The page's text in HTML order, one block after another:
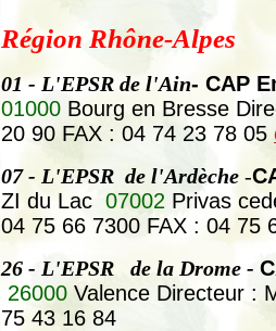
Région Rhône-Alpes
01 - L'EPSR de l'Ain- CAP
01000 Bourg en Bresse
20 90 FAX : 04 74 23 78 05
07 - L'EPSR de l'Ardèche -
ZI du Lac 07002 Privas
04 75 66 7300 FAX : 04 75
26 - L'EPSR de la Drome -
26000 Valence Directeur :
75 43 16 84